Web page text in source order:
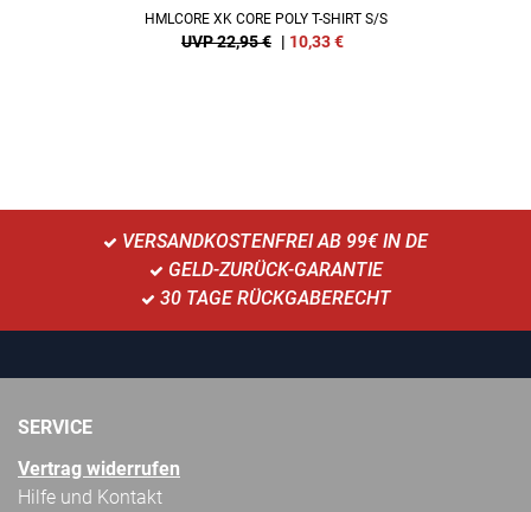
HMLCORE XK CORE POLY T-SHIRT S/S
UVP 22,95 € | 10,33€
VERSANDKOSTENFREI AB 99€ IN DE
GELD-ZURÜCK-GARANTIE
30 TAGE RÜCKGABERECHT
SERVICE
Vertrag widerrufen
Hilfe und Kontakt